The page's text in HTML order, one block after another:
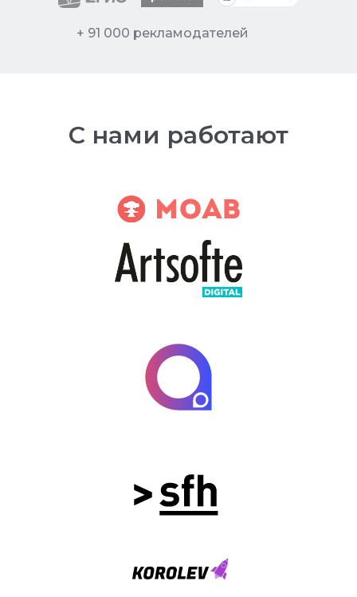
+ 91 000 рекламодателей
С нами работают